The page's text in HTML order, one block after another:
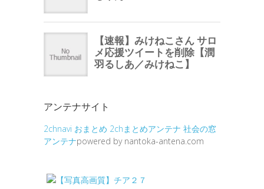
アンテナサイト
2chnavi おまとめ 2chまとめアンテナ 社会の窓
アンテナpowered by nantoka-antena.com